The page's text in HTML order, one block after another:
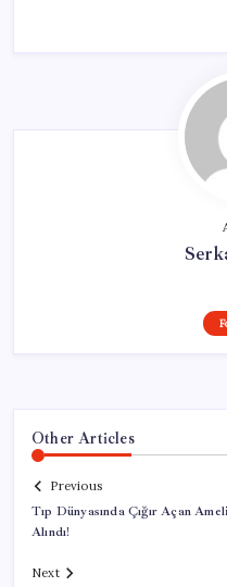
Other Articles
Previous
Tıp Dünyasında Çığır Açan
Alındı!
Next